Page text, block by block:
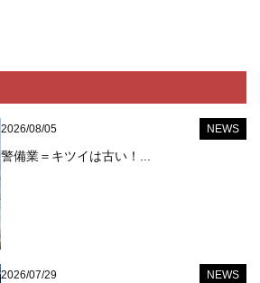
2026/08/05 NEWS
警備業＝キツイは古い！...
2026/07/29 NEWS